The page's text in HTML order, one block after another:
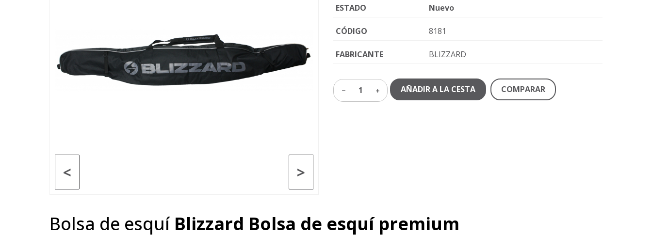
>
<
ESTADO Nuevo
CÓDIGO 8181
FABRICANTE BLIZZARD
1 AÑADIR A LA CESTA COMPARAR
Bolsa de esquí Blizzard Bolsa de esquí premium